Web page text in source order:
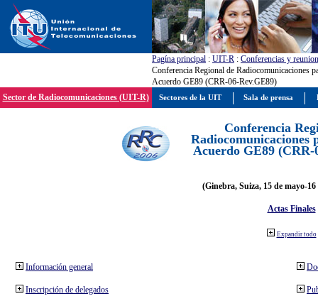
Pagína principal : UIT-R : Conferencias y
Conferencia Regional de Radiocomunicaciones
Acuerdo GE89 (CRR-06-Rev.GE89)
Sector de Radiocomunicaciones (UIT-R)
Conferencia
Radiocomunicaciones
Acuerdo GE89 (CRR-
(Ginebra, Suiza, 15 de mayo-
Actas Finales
Expandir todo
Información general
Inscripción de delegados
Sectores de la UIT Sala de prensa